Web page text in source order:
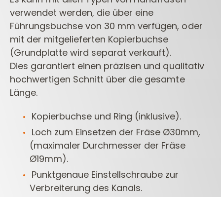
verwendet werden, die über eine
Führungsbuchse von 30 mm verfügen, oder
mit der mitgelieferten Kopierbuchse
(Grundplatte wird separat verkauft).
Dies garantiert einen präzisen und qualitativ
hochwertigen Schnitt über die gesamte
Länge.
Kopierbuchse und Ring (inklusive).
Loch zum Einsetzen der Fräse Ø30mm,
(maximaler Durchmesser der Fräse
Ø19mm).
Punktgenaue Einstellschraube zur
Verbreiterung des Kanals.